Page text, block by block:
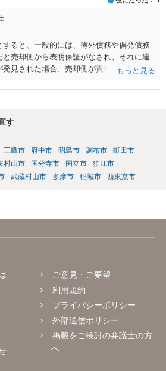
すると、一般的には、簿外債務や偶発債務
売却側から表明保証がなされ、それに違
発見された場合、売却側が責任追及を受け
れでも万が一表明保証なしで株式譲渡契
渡後は売却側が一切責任を負わないとの確
る可能性はあります。 2番目の点について
しょうから、一般的には株式譲渡であれ
とはないでしょうが、口座を不正に使用
そも取引はしない方がいいと思います。
す
三鷹市 府中市 昭島市 調布市
町田市
村山市 国分寺市 国立市
狛江市
武蔵村山市 多摩市 稲城市 西東京市
ご意見・ご要望
利用規約
プライバシーポリシー
外部送信ポリシー
掲載をご検討の弁護士の方
へ